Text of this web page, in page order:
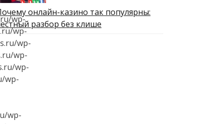
wp-
wp-
wp-
wp-
wp-
wp-
wp-
онлайн-казино так популярны:
разбор без клише